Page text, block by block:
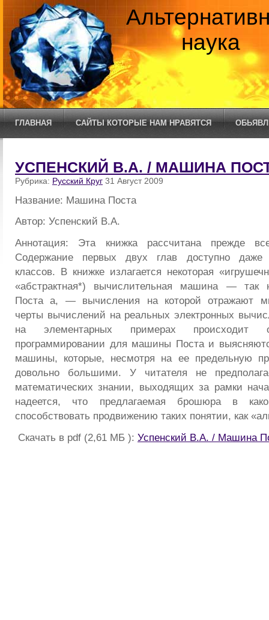
наука
ГЛАВНАЯ САЙТЫ КОТОРЫЕ НАМ НРАВЯТСЯ
УСПЕНСКИЙ В.А. / МАШИНА
Рубрика: Русский Круг 31 Август 2009
Название: Машина Поста
Автор: Успенский В.А.
Аннотация: Эта книжка рассчитана прежде
Содержание первых двух глав доступно
классов. В книжке излагается некоторая
«абстрактная*) вычислительная машина — так
Поста а, — вычисления на которой отражают
черты вычислений на реальных электронных
на элементарных примерах происходит
программировании для машины Поста и
машины, которые, несмотря на ее предельную
довольно большими. У читателя не
математических знании, выходящих за рамки
надеется, что предлагаемая брошюра в
способствовать продвижению таких понятии, как
Скачать в pdf (2,61 МБ ): Успенский В.А. / Машина